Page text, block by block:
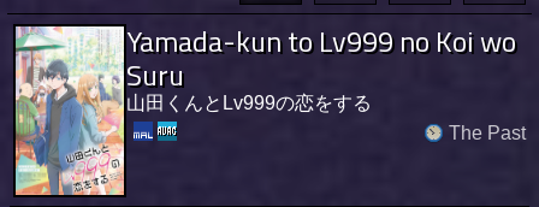
Yamada-kun to Lv999 no Koi wo
Suru
山田くんとLv999の恋をする
The Past